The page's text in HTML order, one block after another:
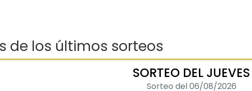
de los últimos sorteos
SORTEO DEL JUEVES
Sorteo del 06/08/2026